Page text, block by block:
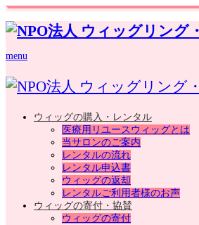
menu
ウィッグの購入・レンタル
医療用リユースウィッグとは
当サロンのご案内
レンタルの流れ
レンタル申込書
ウィッグの返却
レンタルご利用者様のお声
ウィッグの寄付・協賛
ウィッグの寄付